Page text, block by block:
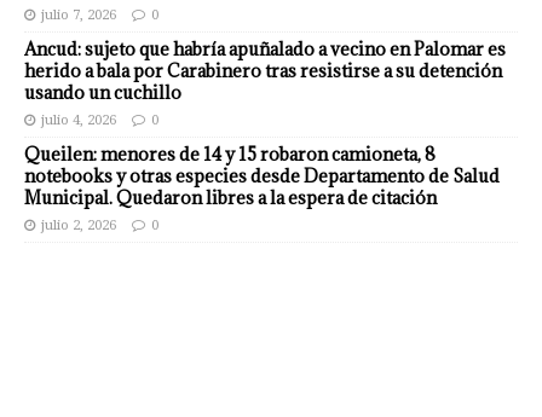
julio 7, 2026 0
Ancud: sujeto que habría apuñalado a vecino en Palomar es
herido a bala por Carabinero tras resistirse a su detención
usando un cuchillo
julio 4, 2026 0
Queilen: menores de 14 y 15 robaron camioneta, 8
notebooks y otras especies desde Departamento de Salud
Municipal. Quedaron libres a la espera de citación
julio 2, 2026 0